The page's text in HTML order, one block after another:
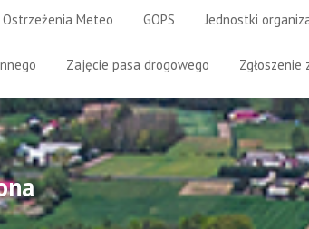
Ostrzeżenia Meteo GOPS Jednostki
Zajęcie pasa drogowego